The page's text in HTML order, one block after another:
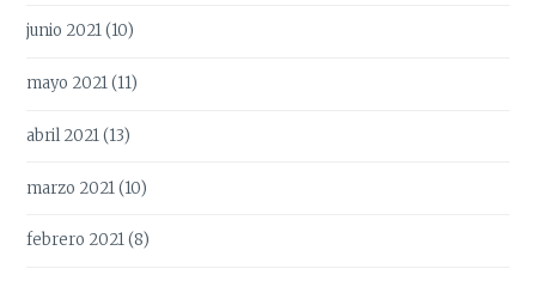
junio 2021(10)
mayo 2021(11)
abril 2021(13)
marzo 2021(10)
febrero 2021(8)